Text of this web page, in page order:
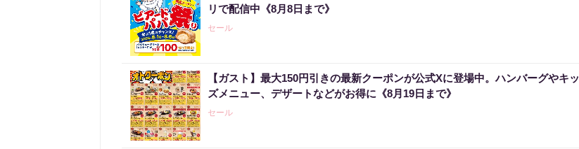
リで配信中《8月8日まで》
セール
【ガスト】最大150円引きの最新クーポンが公式Xに登場中。ハンバーグやキッ
ズメニュー、デザートなどがお得に《8月19日まで》
セール